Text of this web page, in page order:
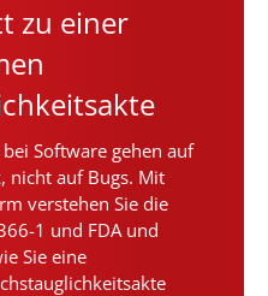
zu einer
Software gehen auf
nicht auf Bugs. Mit
verstehen Sie die
1 und FDA und
Sie eine